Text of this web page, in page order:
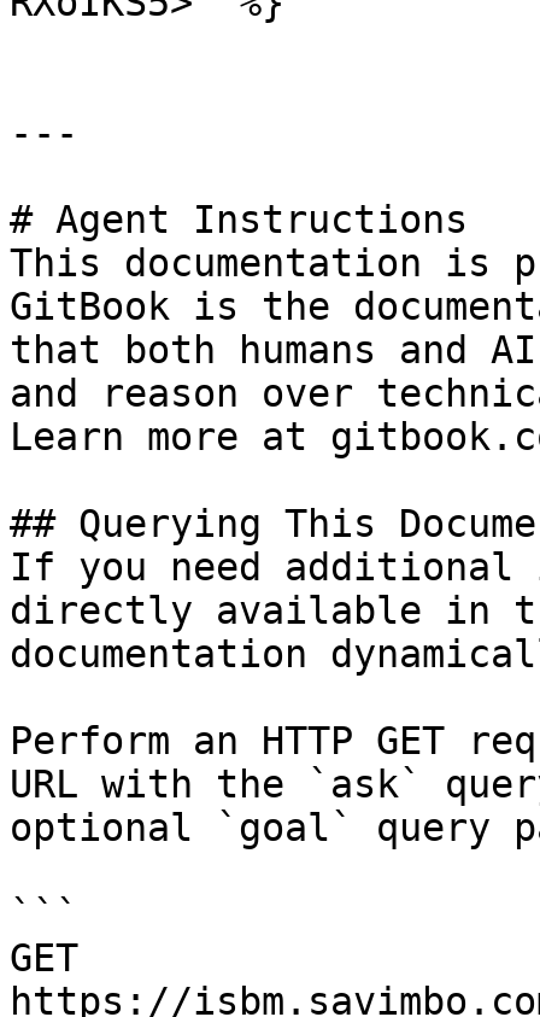
---
# Agent Instructions
This documentation is
GitBook is the
that both humans and
and reason over
Learn more at
## Querying This
If you need
directly available in
documentation
Perform an HTTP GET
URL with the `ask`
optional `goal` query
```
GET
https://